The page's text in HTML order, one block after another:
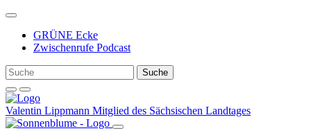
Weiter
Inhalt
GRÜNE Ecke
Zwischenrufe Podcast
Valentin Lippmann Mitglied des Sächsischen Landtages